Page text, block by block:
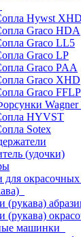
Hywst XHD
Graco HDA
Graco LL5
Graco LP
Graco PAA
Graco XHD
Graco FFLP
Wagner
HYVST
Sotex
(удочки)
для окрасочных
(рукава)
(рукава)
машинки